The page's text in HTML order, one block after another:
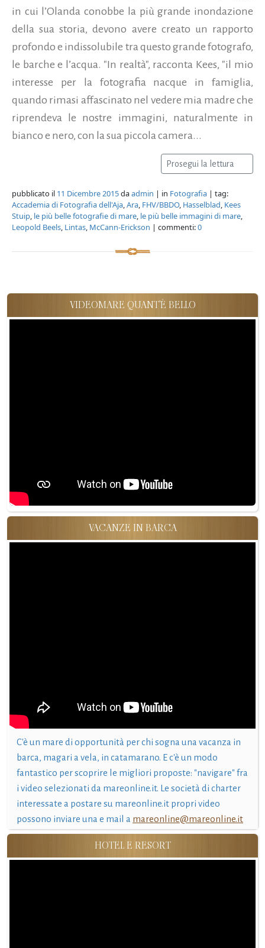
in cui l’Olanda conobbe la più grande inondazione
della sua storia, devono avere creato un rapporto
profondo e indissolubile tra questo grande fotografo,
le barche e l’acqua. "In realtà", racconta Kees, "il mio
interesse per la fotografia nacque in famiglia,
quando rimasi affascinato nel vedere mia madre che
riprendeva le nostre immagini, naturalmente in
bianco e nero, con la sua piccola camera...
Prosegui la lettura
pubblicato il 11 Dicembre 2015daadmin | in Fotografia | tag:
Accademia di Fotografia dell'Aja,Ara, FHV/BBDO, Hasselblad, Kees
Stuip, le più belle fotografie di mare, le più belle immagini di mare,
Leopold Beels, Lintas, McCann-Erickson | commenti:0
VIDEOMARE QUANT'È BELLO
VACANZE IN BARCA
C'è un mare di opportunità per chi sogna una vacanza in
barca, magari a vela, in catamarano. E c'è un modo
fantastico per scoprire le migliori proposte: "navigare" fra
i video selezionati da mareonline.it. Le società di charter
interessate a postare su mareonline.it propri video
possono inviare una e mail a mareonline@mareonline.it
HOTEL E RESORT